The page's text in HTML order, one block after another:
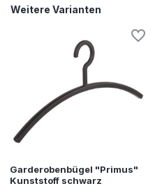
Weitere Varianten
Garderobenbügel "Primus"
Kunststoff schwarz